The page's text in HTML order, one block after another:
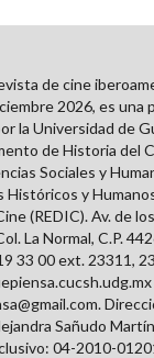
de cine
2026, es una
la Universidad de
de Historia del
Sociales y
y
(REDIC). Av. de
La Normal, C.P.
33 00 ext. 23311,
Sañudo
04-2010-